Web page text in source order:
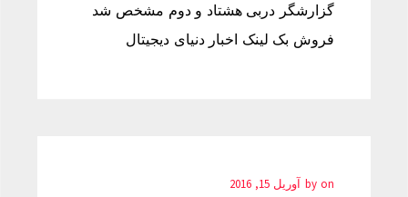
گزارشگر دربی هشتاد و دوم مشخص شد
فروش بک لینک اخبار دنیای دیجیتال
by on آوریل 15, 2016